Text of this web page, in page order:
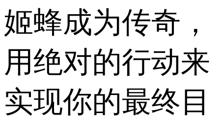
姬蜂成为传奇，
用绝对的行动来
实现你的最终目